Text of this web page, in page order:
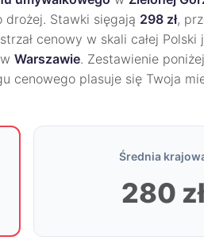
drożej. Stawki sięgają 298 zł,
cenowy w skali całej
Warszawie. Zestawienie
cenowego plasuje się Twoja
Średnia
280